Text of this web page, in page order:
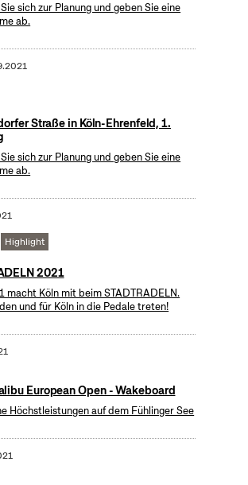
sich zur Planung und geben Sie eine
ab.
Straße in Köln-Ehrenfeld, 1.
sich zur Planung und geben Sie eine
ab.
Highlight
2021
macht Köln mit beim STADTRADELN.
und für Köln in die Pedale treten!
European Open - Wakeboard
Höchstleistungen auf dem Fühlinger See